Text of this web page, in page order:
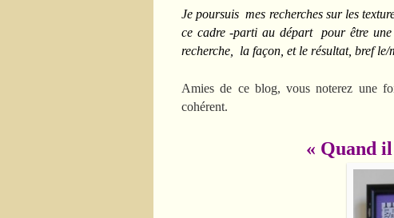
Je poursuis mes recherches sur les
ce cadre -parti au départ pour être
recherche, la façon, et le résultat, bref
Amies de ce blog, vous noterez une
cohérent.
« Quand il y a